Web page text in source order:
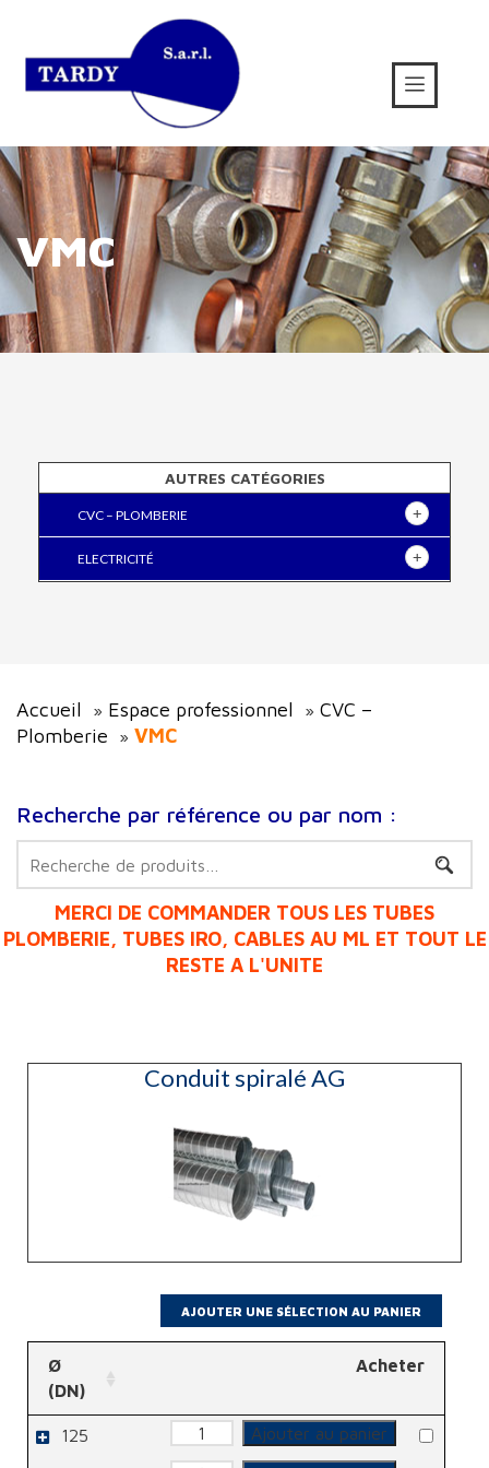
VMC
AUTRES CATÉGORIES
CVC – PLOMBERIE
ELECTRICITÉ
Accueil » Espace professionnel » CVC –
Plomberie
» VMC
Recherche par référence ou par nom :
pour :
Conduit spiralé AG
Ø
(DN)
Acheter
125 quantité
de
Conduit
Ajouter au panier